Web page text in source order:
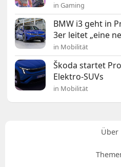
in Gaming
BMW i3 geht in
3er leitet „eine
in Mobilität
Škoda startet
Elektro-SUVs
in Mobilität
Über